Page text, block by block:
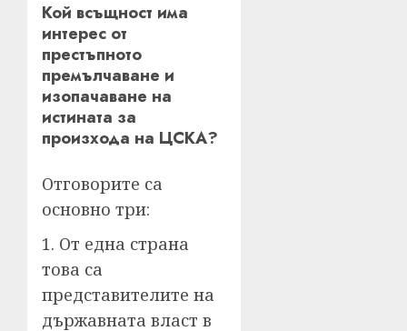
Кой всъщност има
интерес от
престъпното
премълчаване и
изопачаване на
истината за
произхода на ЦСКА?
Отговорите са
основно три:
1. От една страна
това са
представителите на
държавната власт в